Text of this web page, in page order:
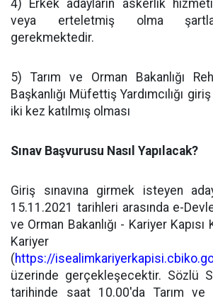
4) Erkek adayların askerlik
veya erteletmiş olma
gerekmektedir.
5) Tarım ve Orman Bakanlığı
Başkanlığı Müfettiş Yardımcılığı
iki kez katılmış olması
Sınav Başvurusu Nasıl Yapılacak?
Giriş sınavına girmek isteyen
15.11.2021 tarihleri arasında e-
ve Orman Bakanlığı - Kariyer
Kariyer
(https://
üzerinde gerçekleşecektir. Sözlü
tarihinde saat 10.00'da Tarım ve